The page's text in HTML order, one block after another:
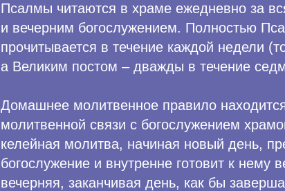
Псалмы читаются в храме ежедневно за
и вечерним богослужением. Полностью
прочитывается в течение каждой недели
а Великим постом – дважды в течение
Домашнее молитвенное правило
молитвенной связи с богослужением
келейная молитва, начиная новый день,
богослужение и внутренне готовит к нему
вечерняя, заканчивая день, как бы